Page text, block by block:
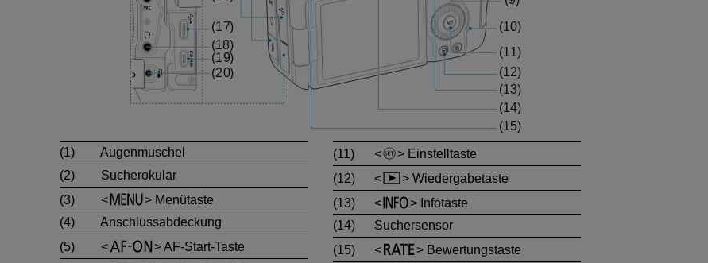
(1)
Augenmuschel
(2)
Sucherokular
(3)
Menütaste
(4)
Anschlussabdeckung
(5)
AF-Start-Taste
(11)
Einstelltaste
(12)
Wiedergabetaste
(13)
Infotaste
(14)
Suchersensor
(15)
Bewertungstaste